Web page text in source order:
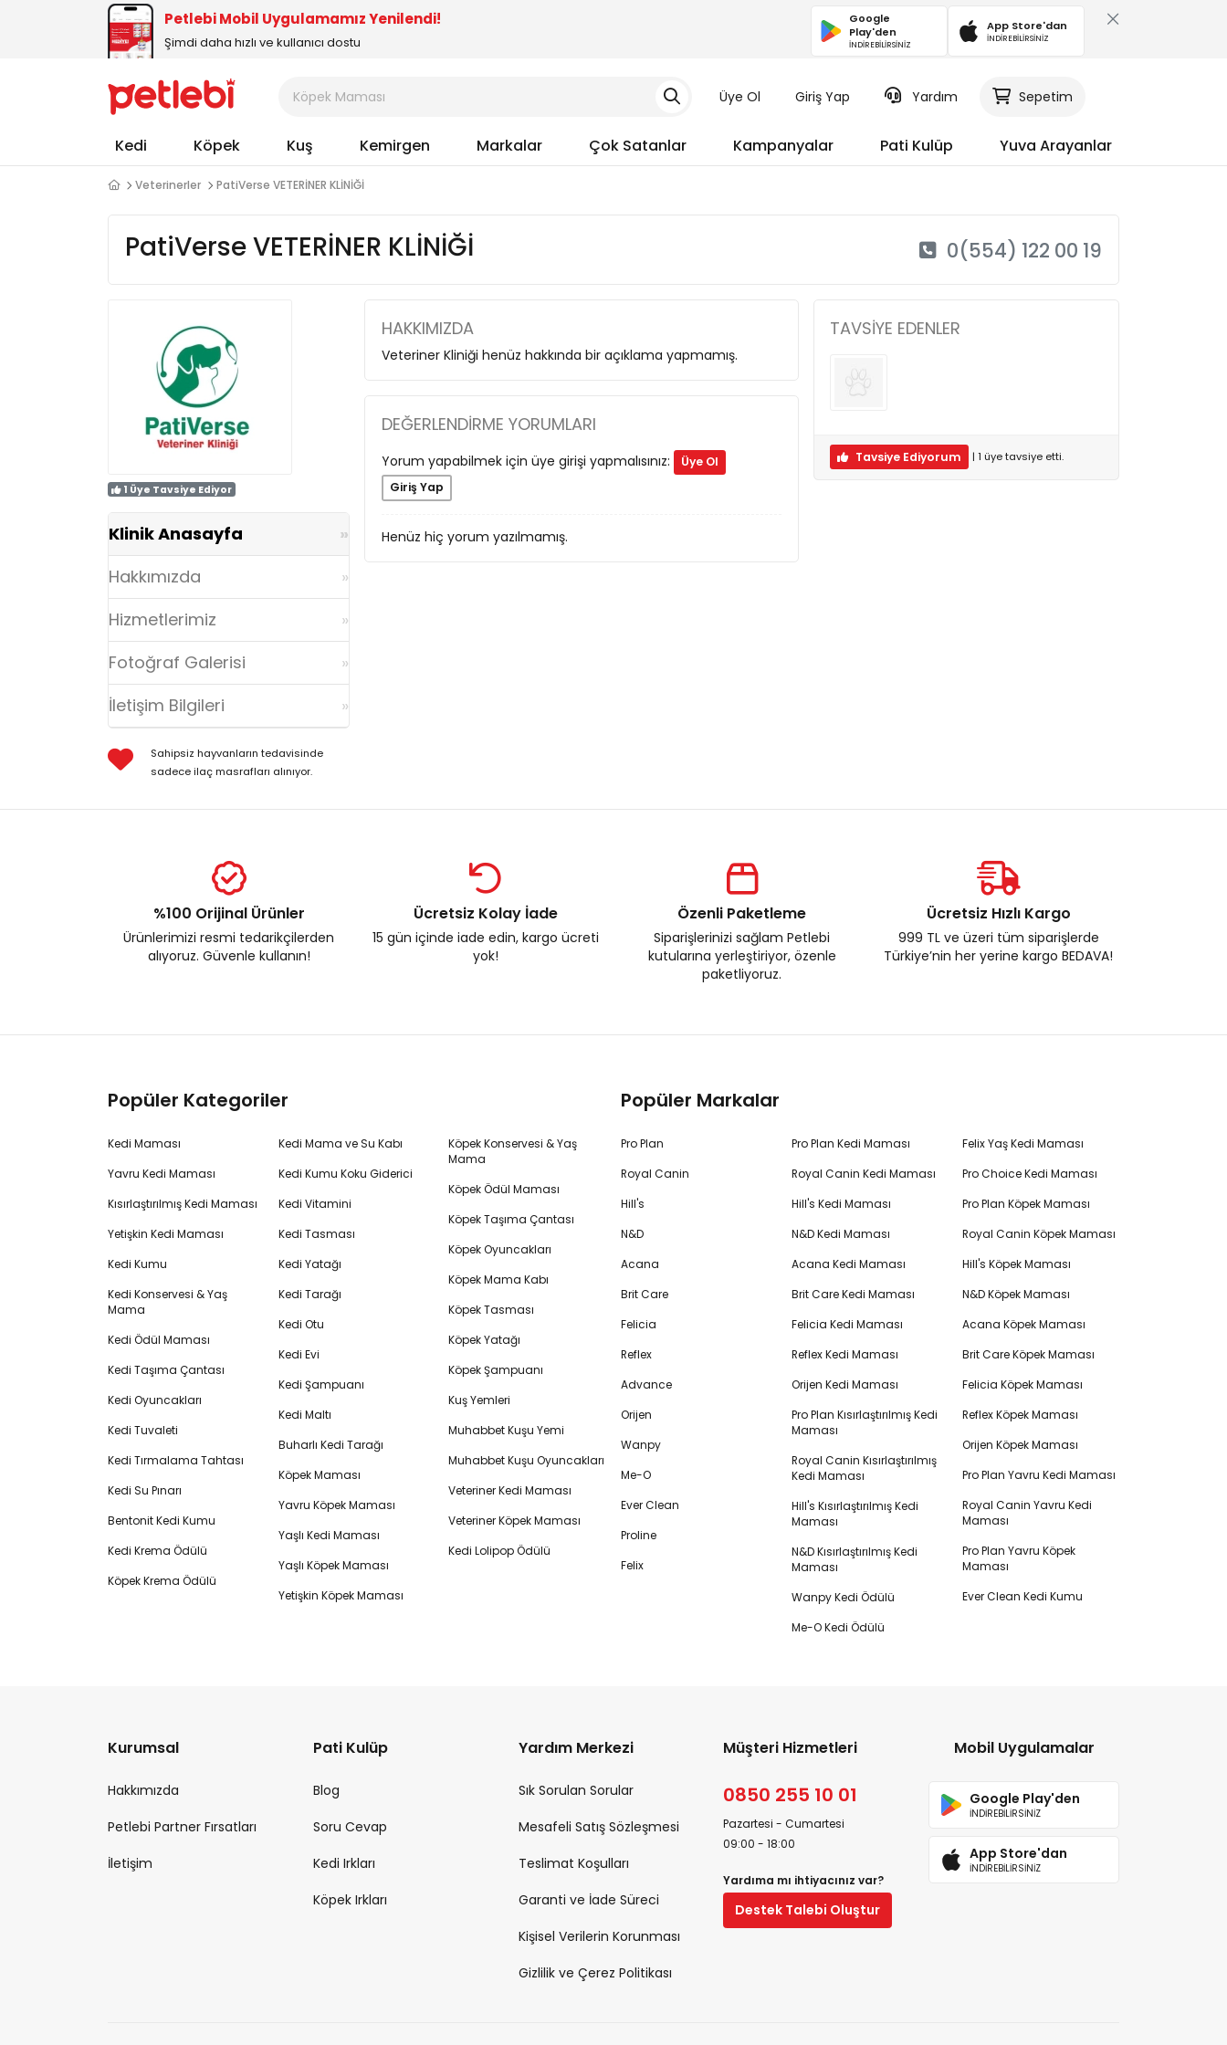
Petlebi Mobil Uygulamamız Yenilendi!
Şimdi daha hızlı ve kullanıcı dostu
Google
Play'den
İNDİREBİLİRSİNİZ
App Store'dan
İNDİREBİLİRSİNİZ
Üye Ol Giriş Yap Yardım Sepetim
Kedi Köpek Kuş Kemirgen Markalar Çok Satanlar Kampanyalar Pati Kulüp Yuva Arayanlar
Veterinerler PatiVerse VETERİNER KLİNİĞİ
PatiVerse VETERİNER KLİNİĞİ 0(554) 122 00 19
1 Üye Tavsiye Ediyor
Klinik Anasayfa
Hakkımızda
Hizmetlerimiz
Fotoğraf Galerisi
İletişim Bilgileri
Sahipsiz hayvanların tedavisinde
sadece ilaç masrafları alınıyor.
HAKKIMIZDA
Veteriner Kliniği henüz hakkında bir açıklama yapmamış.
DEĞERLENDIRME YORUMLARI
Yorum yapabilmek için üye girişi yapmalısınız:
Üye Ol
Giriş Yap
Henüz hiç yorum yazılmamış.
TAVSIYE EDENLER
Tavsiye Ediyorum | 1 üyetavsiye etti.
%100 Orijinal Ürünler
Ürünlerimizi resmi tedarikçilerden
alıyoruz. Güvenle kullanın!
Ücretsiz Kolay İade
15 gün içinde iade edin, kargo ücreti
yok!
Özenli Paketleme
Siparişlerinizi sağlam Petlebi
kutularına yerleştiriyor, özenle
paketliyoruz.
Ücretsiz Hızlı Kargo
999 TL ve üzeri tüm siparişlerde
Türkiye’nin her yerine kargo BEDAVA!
Popüler Kategoriler
Kedi Maması
Yavru Kedi Maması
Kısırlaştırılmış Kedi Maması
Yetişkin Kedi Maması
Kedi Kumu
Kedi Konservesi & Yaş
Mama
Kedi Ödül Maması
Kedi Taşıma Çantası
Kedi Oyuncakları
Kedi Tuvaleti
Kedi Tırmalama Tahtası
Kedi Su Pınarı
Bentonit Kedi Kumu
Kedi Krema Ödülü
Köpek Krema Ödülü
Kedi Mama ve Su Kabı
Kedi Kumu Koku Giderici
Kedi Vitamini
Kedi Tasması
Kedi Yatağı
Kedi Tarağı
Kedi Otu
Kedi Evi
Kedi Şampuanı
Kedi Maltı
Buharlı Kedi Tarağı
Köpek Maması
Yavru Köpek Maması
Yaşlı Kedi Maması
Yaşlı Köpek Maması
Yetişkin Köpek Maması
Köpek Konservesi & Yaş
Mama
Köpek Ödül Maması
Köpek Taşıma Çantası
Köpek Oyuncakları
Köpek Mama Kabı
Köpek Tasması
Köpek Yatağı
Köpek Şampuanı
Kuş Yemleri
Muhabbet Kuşu Yemi
Muhabbet Kuşu Oyuncakları
Veteriner Kedi Maması
Veteriner Köpek Maması
Kedi Lolipop Ödülü
Popüler Markalar
Pro Plan
Royal Canin
Hill's
N&D
Acana
Brit Care
Felicia
Reflex
Advance
Orijen
Wanpy
Me-O
Ever Clean
Proline
Felix
Pro Plan Kedi Maması
Royal Canin Kedi Maması
Hill's Kedi Maması
N&D Kedi Maması
Acana Kedi Maması
Brit Care Kedi Maması
Felicia Kedi Maması
Reflex Kedi Maması
Orijen Kedi Maması
Pro Plan Kısırlaştırılmış Kedi
Maması
Royal Canin Kısırlaştırılmış
Kedi Maması
Hill's Kısırlaştırılmış Kedi
Maması
N&D Kısırlaştırılmış Kedi
Maması
Wanpy Kedi Ödülü
Me-O Kedi Ödülü
Felix Yaş Kedi Maması
Pro Choice Kedi Maması
Pro Plan Köpek Maması
Royal Canin Köpek Maması
Hill's Köpek Maması
N&D Köpek Maması
Acana Köpek Maması
Brit Care Köpek Maması
Felicia Köpek Maması
Reflex Köpek Maması
Orijen Köpek Maması
Pro Plan Yavru Kedi Maması
Royal Canin Yavru Kedi
Maması
Pro Plan Yavru Köpek
Maması
Ever Clean Kedi Kumu
Kurumsal
Hakkımızda
Petlebi Partner Fırsatları
İletişim
Pati Kulüp
Blog
Soru Cevap
Kedi Irkları
Köpek Irkları
Yardım Merkezi
Sık Sorulan Sorular
Mesafeli Satış Sözleşmesi
Teslimat Koşulları
Garanti ve İade Süreci
Kişisel Verilerin Korunması
Gizlilik ve Çerez Politikası
Müşteri Hizmetleri
0850 255 10 01
Pazartesi - Cumartesi
09:00 - 18:00
Yardıma mı ihtiyacınız var?
Destek Talebi Oluştur
Mobil Uygulamalar
Google Play'den
İNDİREBİLİRSİNİZ
App Store'dan
İNDİREBİLİRSİNİZ